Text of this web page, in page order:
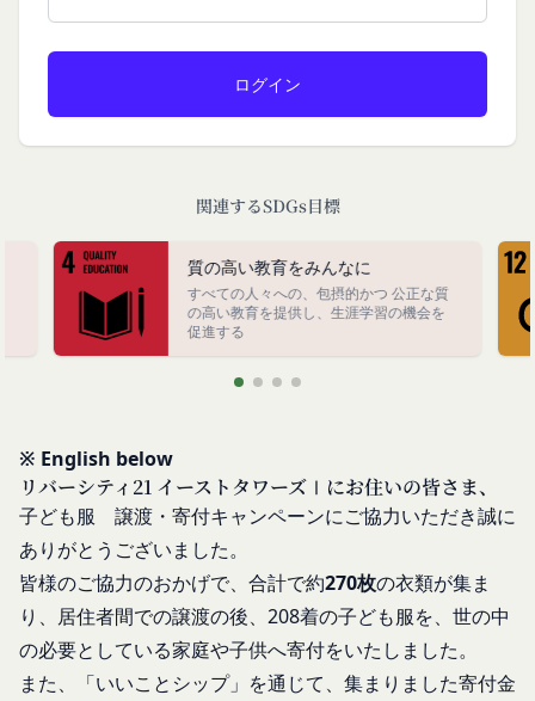
関連するSDGs目標
質の高い教育をみんなに
すべての人々への、包摂的かつ 公正な質
の高い教育を提供し、生涯学習の機会を
促進する
※ English below
リバーシティ21 イーストタワーズⅠにお住いの皆さま、
子ども服 譲渡・寄付キャンペーンにご協力いただき誠に
ありがとうございました。
皆様のご協力のおかげで、合計で約270枚の衣類が集ま
り、居住者間での譲渡の後、208着の子ども服を、世の中
の必要としている家庭や子供へ寄付をいたしました。
また、「いいことシップ」を通じて、集まりました寄付金
客様が端末に関連付けた名前、端末の種類、電話番
お客様が、端末または携帯端末上で当社のサービス
を利用し、そこで位置情報を提供することを認めた
場合、当社は、お客様の位置情報を取得することが
あります。通常はお客様のブラウザや端末の設定に
より無効にすることができますが、無効にした場合
には当社のサービスの一部が利用できなくなくなる
お客様が、当社のサービスを利用する際、直接当社
に提供した情報および当社のサービスを提供してい
る第三者サービス提供者を通じて提供した情報を、
当社は取得・保管することがあります。お客様のサ
ービスご利用状況、他の利用者との交流に関する情
報も取得することがあります。
外部サービスとの連携により取得する情報
外部サービスでお客様が利用するIDおよびその他
ス所定の手続きに従い会員登録を申請し、当社がこ
れを承認した特定の法人、団体、個人をいいます。
本サービスの利用を希望する法人、団体、個人をい
います。
第4条に規定する方法に従って、登録希望者が行う
「登録情報」
登録希望者及び利用者が会員登録時に登録した当社
が定める情報、本サービス利用中に当社が必要と判
断して登録を求めた情報及びこれらの情報について
利用者自身が追加、変更を行った場合の当該情報を
各会員が保有する、本サービスの利用に関する権利
の総体をいいます。
「パスワード」
登録情報と組み合わせて、会員とその他の者とを識
別するために用いられる符号をいいます。
「提携パートナー」
当社との間で締結する契約に基づき、本サービスと
提携するサービス（以下「提携サービス」といいま